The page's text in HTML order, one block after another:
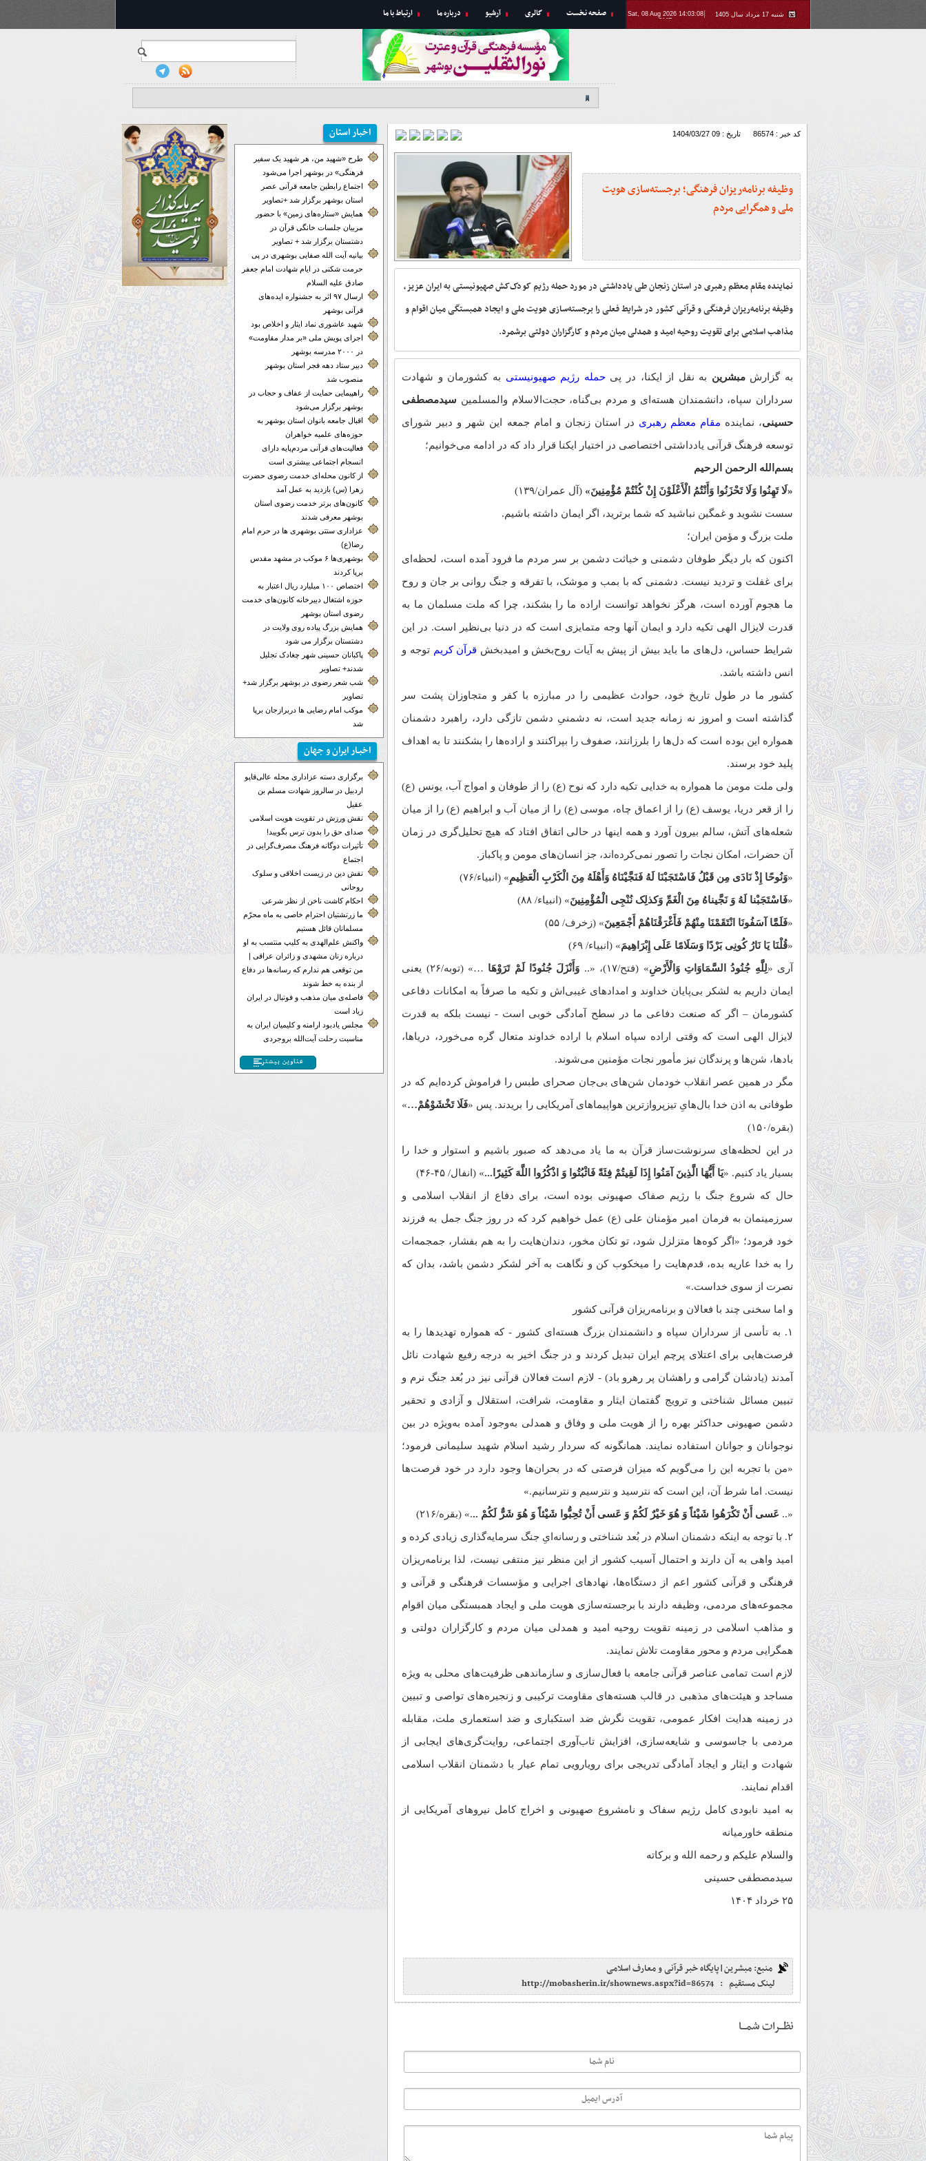
شنبه 17 مرداد سال 1405
Sat, 08 Aug 2026 14:03:08
GMT
صفحه نخست گالری آرشیو درباره ما ارتباط با ما
کد خبر : 86574 تاریخ : 1404/03/27 09
وظیفه برنامه‌ریزان فرهنگی؛ برجسته‌سازی هویت
ملی و همگرایی مردم
نماینده مقام معظم رهبری در استان زنجان طی یادداشتی در مورد حمله رژیم کودک‌کش صهیونیستی به ایران عزیز،
وظیفه برنامه‌ریزان فرهنگی و قرآنی کشور در شرایط فعلی را برجسته‌سازی هویت ملی و ایجاد همبستگی میان اقوام و
مذاهب اسلامی برای تقویت روحیه امید و همدلی میان مردم و کارگزاران دولتی برشمرد.
به گزارشمبشرین به نقل از ایکنا، در پیحمله رژیم صهیونیستی به کشورمان و شهادت
سرداران سپاه، دانشمندان هسته‌ای و مردم بی‌گناه، حجت‌الاسلام والمسلمین سیدمصطفی
حسینی، نماینده مقام معظم رهبری در استان زنجان و امام جمعه این شهر و دبیر شورای
توسعه فرهنگ قرآنی یادداشتی اختصاصی در اختیار ایکنا قرار داد که در ادامه می‌خوانیم؛
بسم‌الله الرحمن الرحیم
«لَا تَهِنُوا وَلَا تَحْزَنُوا وَأَنْتُمُ الْأَعْلَوْنَ إِنْ کُنْتُمْ مُؤْمِنِینَ» (آل عمران/۱۳۹)
سست نشوید و غمگین نباشید که شما برترید، اگر ایمان داشته باشیم.
ملت بزرگ و مؤمن ایران؛
اکنون که بار دیگر طوفان دشمنی و خباثت دشمن بر سر مردم ما فرود آمده است، لحظه‌ای
برای غفلت و تردید نیست. دشمنی که با بمب و موشک، با تفرقه و جنگ روانی بر جان و روح
ما هجوم آورده است، هرگز نخواهد توانست اراده ما را بشکند، چرا که ملت مسلمان ما به
قدرت لایزال الهی تکیه دارد و ایمان آنها وجه متمایزی است که در دنیا بی‌نظیر است. در این
شرایط حساس، دل‌های ما باید بیش از پیش به آیات روح‌بخش و امیدبخش قرآن کریم توجه و
انس داشته باشد.
کشور ما در طول تاریخ خود، حوادث عظیمی را در مبارزه با کفر و متجاوزان پشت سر
گذاشته است و امروز نه زمانه جدید است، نه دشمنیِ دشمن تازگی دارد، راهبرد دشمنان
همواره این بوده است که دل‌ها را بلرزانند، صفوف را بپراکنند و اراده‌ها را بشکنند تا به اهداف
پلید خود برسند.
ولی ملت مومن ما همواره به خدایی تکیه دارد که نوح (ع) را از طوفان و امواج آب، یونس (ع)
را از قعر دریا، یوسف (ع) را از اعماق چاه، موسی (ع) را از میان آب و ابراهیم (ع) را از میان
شعله‌های آتش، سالم بیرون آورد و همه اینها در حالی اتفاق افتاد که هیچ تحلیل‌گری در زمان
آن حضرات، امکان نجات را تصور نمی‌کرده‌اند، جز انسان‌های مومن و پاکباز.
«وَنُوحًا إِذْ نَادَى مِن قَبْلُ فَاسْتَجَبْنَا لَهُ فَنَجَّیْنَاهُ وَأَهْلَهُ مِنَ الْکَرْبِ الْعَظِیمِ» (انبیاء/۷۶)
«فَاسْتَجَبْنا لَهُ وَ نَجَّیناهُ مِنَ الْغَمِّ وَکذلِک نُنْجِی الْمُؤْمِنِینَ» (انبیاء/ ۸۸)
«فَلَمَّا آسَفُونَا انْتَقَمْنَا مِنْهُمْ فَأَغْرَقْنَاهُمْ أَجْمَعِینَ» (زخرف/ ۵۵)
«قُلْنَا یَا نَارُ کُونِی بَرْدًا وَسَلَامًا عَلَى إِبْرَاهِیمَ» (انبیاء/ ۶۹)
آری «لِلَّهِ جُنُودُ السَّمَاوَاتِ وَالْأَرْضِ» (فتح/۱۷)، «.. وَأَنْزَلَ جُنُودًا لَمْ تَرَوْهَا …» (توبه/۲۶) یعنی
ایمان داریم به لشکر بی‌پایان خداوند و امداد‌های غیبی‌اش و تکیه ما صرفاً به امکانات دفاعی
کشورمان – اگر که صنعت دفاعی ما در سطح آمادگی خوبی است - نیست بلکه به قدرت
لایزال الهی است که وقتی اراده سپاه اسلام با اراده خداوند متعال گره می‌خورد، دریاها،
بادها، شن‌ها و پرندگان نیز مأمور نجات مؤمنین می‌شوند.
مگر در همین عصر انقلاب خودمان شن‌های بی‌جان صحرای طبس را فراموش کرده‌ایم که در
طوفانی به اذن خدا بال‌هایِ تیزپروازترین هواپیما‌های آمریکایی را بریدند. پس «فَلَا تَخْشَوْهُمْ…»
(بقره/۱۵۰)
در این لحظه‌های سرنوشت‌ساز قرآن به ما یاد می‌دهد که صبور باشیم و استوار و خدا را
بسیار یاد کنیم. «یَا أَیُّهَا الَّذِینَ آمَنُوا إِذَا لَقِیتُمْ فِئَةً فَاثْبُتُوا وَ اذْکُرُوا اللَّهَ کَثِیرًا...» (انفال/ ۴۵-۴۶)
حال که شروع جنگ با رژیم صفاک صهیونی بوده است، برای دفاع از انقلاب اسلامی و
سرزمینمان به فرمان امیر مؤمنان علی (ع) عمل خواهیم کرد که در روز جنگ جمل به فرزند
خود فرمود؛ «اگر کوه‌ها متزلزل شود، تو تکان مخور، دندان‌هایت را به هم بفشار، جمجمه‌ات
را به خدا عاریه بده، قدم‌هایت را میخکوب کن و نگاهت به آخر لشکر دشمن باشد، بدان که
نصرت از سوی خداست.»
و اما سخنی چند با فعالان و برنامه‌ریزان قرآنی کشور
۱. به تأسی از سرداران سپاه و دانشمندان بزرگ هسته‌ای کشور - که همواره تهدید‌ها را به
فرصت‌هایی برای اعتلای پرچم ایران تبدیل کردند و در جنگ اخیر به درجه رفیع شهادت نائل
آمدند (یادشان گرامی و راهشان پر رهرو باد) - لازم است فعالان قرآنی نیز در بُعد جنگ نرم و
تبیین مسائل شناختی و ترویج گفتمان ایثار و مقاومت، شرافت، استقلال و آزادی و تحقیر
دشمن صهیونی حداکثر بهره را از هویت ملی و وفاق و همدلی به‌وجود آمده به‌ویژه در بین
نوجوانان و جوانان استفاده نمایند. همانگونه که سردار رشید اسلام شهید سلیمانی فرمود؛
«من با تجربه این را می‌گویم که میزان فرصتی که در بحران‌ها وجود دارد در خود فرصت‌ها
نیست. اما شرط آن، این است که نترسید و نترسیم و نترسانیم.»
«.. عَسى أَنْ تَکْرَهُوا شَیْئاً وَ هُوَ خَیْرٌ لَکُمْ وَ عَسى أَنْ تُحِبُّوا شَیْئاً وَ هُوَ شَرٌّ لَکُمْ ...» (بقره/۲۱۶)
۲. با توجه به اینکه دشمنان اسلام در بُعد شناختی و رسانه‌ایِ جنگ سرمایه‌گذاری زیادی کرده و
امید واهی به آن دارند و احتمال آسیب کشور از این منظر نیز منتفی نیست، لذا برنامه‌ریزان
فرهنگی و قرآنی کشور اعم از دستگاه‌ها، نهاد‌های اجرایی و مؤسسات فرهنگی و قرآنی و
مجموعه‌های مردمی، وظیفه دارند با برجسته‌سازی هویت ملی و ایجاد همبستگی میان اقوام
و مذاهب اسلامی در زمینه تقویت روحیه امید و همدلی میان مردم و کارگزاران دولتی و
همگرایی مردم و محور مقاومت تلاش نمایند.
لازم است تمامی عناصر قرآنی جامعه با فعال‌سازی و سازماندهی ظرفیت‌های محلی به ویژه
مساجد و هیئت‌های مذهبی در قالب هسته‌های مقاومت ترکیبی و زنجیره‌های تواصی و تبیین
در زمینه هدایت افکار عمومی، تقویت نگرش ضد استکباری و ضد استعماری ملت، مقابله
مردمی با جاسوسی و شایعه‌سازی، افزایش تاب‌آوری اجتماعی، روایت‌گری‌های ایجابی از
شهادت و ایثار و ایجاد آمادگی تدریجی برای رویارویی تمام عیار با دشمنان انقلاب اسلامی
اقدام نمایند.
به امید نابودی کامل رژیم سفاک و نامشروع صهیونی و اخراج کامل نیرو‌های آمریکایی از
منطقه خاورمیانه
والسلام علیکم و رحمه الله و برکاته
سیدمصطفی حسینی
۲۵ خرداد ۱۴۰۴
منبع: مبشرین|پایگاه خبر قرآنی و معارف اسلامی
لینک مستقیم : http://mobasherin.ir/shownews.aspx?id=86574
نظـــرات شمـــا
اخبار استان
طرح «شهید من، هر شهید یک سفیر
فرهنگی» در بوشهر اجرا می‌شود
اجتماع رابطین جامعه قرآنی عصر
استان بوشهر برگزار شد +تصاویر
همایش «ستاره‌های زمین» با حضور
مربیان جلسات خانگی قرآن در
دشتستان برگزار شد + تصاویر
بیانیه آیت الله صفایی بوشهری در پی
حرمت شکنی در ایام شهادت امام جعفر
صادق علیه السلام
ارسال ۹۷ اثر به جشنواره ایده‌های
قرآنی بوشهر
شهید عاشوری نماد ایثار و اخلاص بود
اجرای پویش ملی «بر مدار مقاومت»
در ۲۰۰۰ مدرسه بوشهر
دبیر ستاد دهه فجر استان بوشهر
منصوب شد
راهپیمایی حمایت از عفاف و حجاب در
بوشهر برگزار می‌شود
اقبال جامعه بانوان استان بوشهر به
حوزه‌های علمیه خواهران
فعالیت‌های قرآنی مردم‌پایه دارای
انسجام اجتماعی بیشتری است
از کانون محله‌ای خدمت رضوی حضرت
زهرا (س) بازدید به عمل آمد
کانون‌های برتر خدمت رضوی استان
بوشهر معرفی شدند
عزاداری سنتی بوشهری ها در حرم امام
رضا(ع)
بوشهری‌ها ۶ موکب در مشهد مقدس
برپا کردند
اختصاص ۱۰۰ میلیارد ریال اعتبار به
حوزه اشتغال دبیرخانه کانون‌های خدمت
رضوی استان بوشهر
همایش بزرگ پیاده روی ولایت در
دشتستان برگزار می شود
پاکبانان حسینی شهر چغادک تجلیل
شدند+ تصاویر
شب شعر رضوی در بوشهر برگزار شد+
تصاویر
موکب‌ امام رضایی ها دربرازجان برپا
شد
اخبـار ایران و جهان
برگزاری دسته عزاداری محله عالی‌قاپو
اردبیل در سالروز شهادت مسلم بن
عقیل
نقش ورزش در تقویت هویت اسلامی
صدای حق را بدون ترس بگویید!
تأثیرات دوگانه فرهنگ مصرف‌گرایی در
اجتماع
نقش دین در زیست اخلاقی و سلوک
روحانی
احکام کاشت ناخن از نظر شرعی
ما زرتشتیان احترام خاصی به ماه محرّم
مسلمانان قائل هستیم
واکنش علم‌الهدی به کلیپ منتسب به او
درباره زنان مشهدی و زائران عراقی |
من توقعی هم ندارم که رسانه‌ها در دفاع
از بنده به خط شوند
فاصله‌ی میان مذهب و فوتبال در ایران
زیاد است
مجلس یادبود ارامنه و کلیمیان ایران به
مناسبت رحلت آیت‌الله بروجردی
عناوین بیشتر